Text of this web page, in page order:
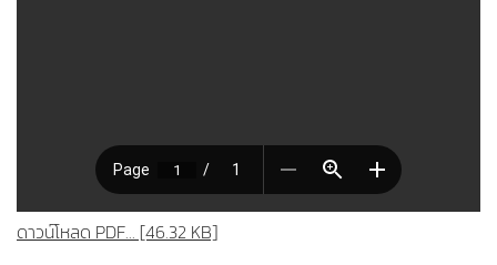
ดาวน์โหลด PDF... [46.32 KB]